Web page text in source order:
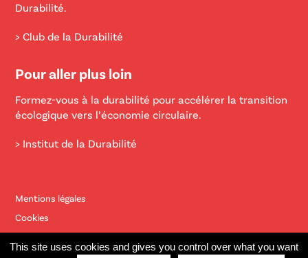
Durabilité.
> Club de la Durabilité
Pour aller plus loin
Formez-vous à la durabilité pour accélérer la transition
écologique vers l’économie circulaire.
> Institut de la Durabilité
Mentions légales
Cookies
Contact
Site éco-conçu réalisé parBernat Font etMarco Pierrard
This site uses cookies and gives you control over what you want